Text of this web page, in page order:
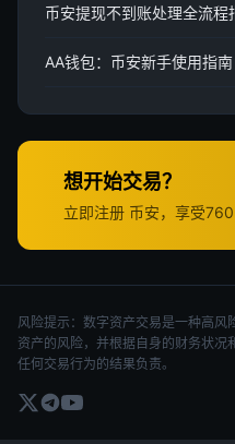
币安提现不到账处理全流
AA钱包：币安新手使用指南
想开始交易？
立即注册 币安，享受
风险提示：数字资产交易是一种高风
资产的风险，并根据自身的财务状
任何交易行为的结果负责。